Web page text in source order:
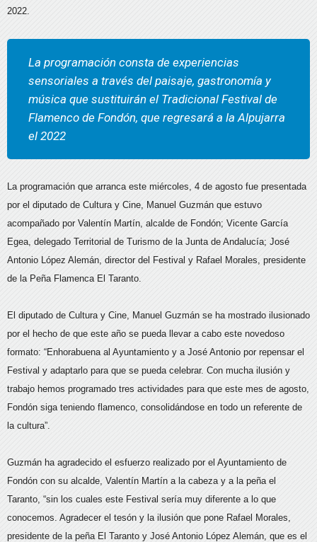
2022.
La programación consta de experiencias
sensoriales a través del paisaje, gastronomía y
música que sustituirán el Tradicional Festival de
Flamenco de Fondón, que regresará a la Alpujarra
el 2022
La programación que arranca este miércoles, 4 de agosto fue presentada
por el diputado de Cultura y Cine, Manuel Guzmán que estuvo
acompañado por Valentín Martín, alcalde de Fondón; Vicente García
Egea, delegado Territorial de Turismo de la Junta de Andalucía; José
Antonio López Alemán, director del Festival y Rafael Morales, presidente
de la Peña Flamenca El Taranto.
El diputado de Cultura y Cine, Manuel Guzmán se ha mostrado ilusionado
por el hecho de que este año se pueda llevar a cabo este novedoso
formato: “Enhorabuena al Ayuntamiento y a José Antonio por repensar el
Festival y adaptarlo para que se pueda celebrar. Con mucha ilusión y
trabajo hemos programado tres actividades para que este mes de agosto,
Fondón siga teniendo flamenco, consolidándose en todo un referente de
la cultura”.
Guzmán ha agradecido el esfuerzo realizado por el Ayuntamiento de
Fondón con su alcalde, Valentín Martín a la cabeza y a la peña el
Taranto, “sin los cuales este Festival sería muy diferente a lo que
conocemos. Agradecer el tesón y la ilusión que pone Rafael Morales,
presidente de la peña El Taranto y José Antonio López Alemán, que es el